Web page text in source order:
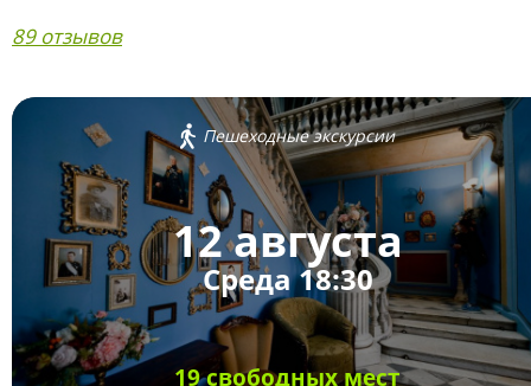
89 отзывов
Пешеходные экскурсии
12 августа
Среда 18:30
19 свободных мест